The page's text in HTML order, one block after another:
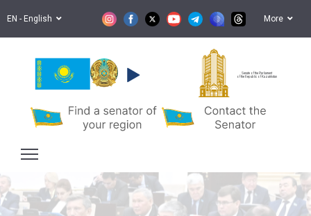
EN - English More
Senate of the Parliament
of the Republic of Kazakhstan